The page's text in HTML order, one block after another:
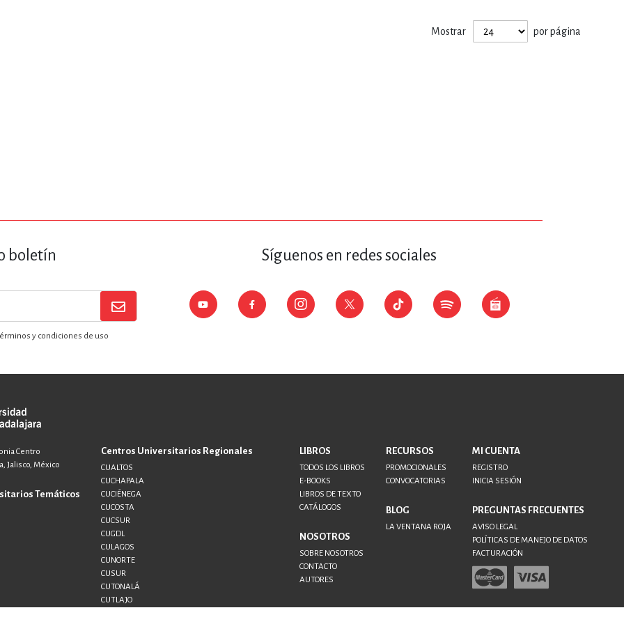
Mostrar por página
boletín
y condiciones de uso
Síguenos en redes sociales
Centro
Jalisco, México
Temáticos
Centros Universitarios Regionales
CUALTOS
CUCHAPALA
CUCIÉNEGA
CUCOSTA
CUCSUR
CUGDL
CULAGOS
CUNORTE
CUSUR
CUTONALÁ
CUTLAJO
LIBROS
TODOS LOS LIBROS
E-BOOKS
LIBROS DE TEXTO
CATÁLOGOS
NOSOTROS
SOBRE NOSOTROS
CONTACTO
AUTORES
RECURSOS
PROMOCIONALES
CONVOCATORIAS
BLOG
LA VENTANA ROJA
MI CUENTA
REGISTRO
INICIA SESIÓN
PREGUNTAS FRECUENTES
AVISO LEGAL
POLÍTICAS DE MANEJO DE DATOS
FACTURACIÓN